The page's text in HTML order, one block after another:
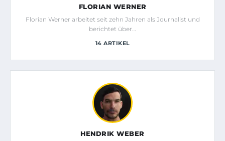
FLORIAN WERNER
Florian Werner arbeitet seit zehn Jahren als Journalist und
berichtet über…
14 ARTIKEL
HENDRIK WEBER